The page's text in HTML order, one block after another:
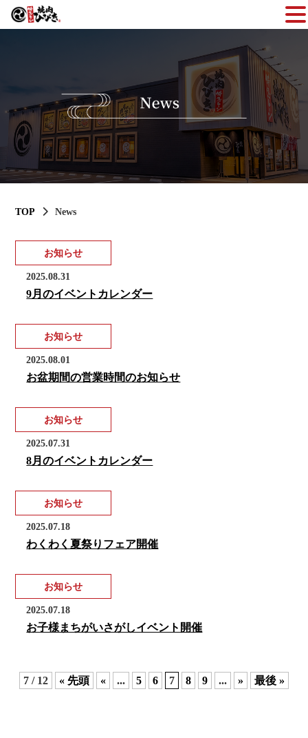
TOP News
お知らせ
2025.08.31
9月のイベントカレンダー
お知らせ
2025.08.01
お盆期間の営業時間のお知らせ
お知らせ
2025.07.31
8月のイベントカレンダー
お知らせ
2025.07.18
わくわく夏祭りフェア開催
お知らせ
2025.07.18
お子様まちがいさがしイベント開催
7 / 12 « 先頭 « ... 5 6 7 8 9 ... » 最後 »